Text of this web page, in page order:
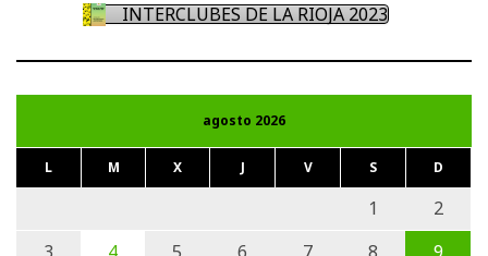
INTERCLUBES DE LA RIOJA 2023
agosto 2026
L M X J V S D
1
2